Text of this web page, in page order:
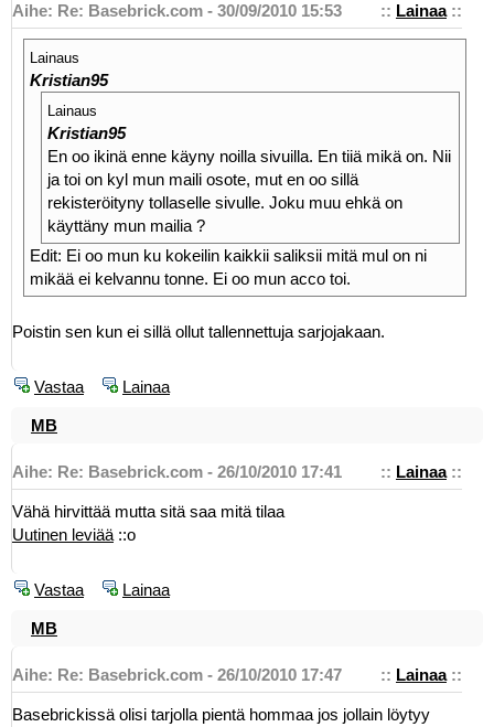
:: Lainaa::
Aihe: Re: Basebrick.com - 30/09/2010 15:53
Lainaus
Kristian95
Lainaus
Kristian95
En oo ikinä enne käyny noilla sivuilla. En tiiä mikä on. Nii
ja toi on kyl mun maili osote, mut en oo sillä
rekisteröityny tollaselle sivulle. Joku muu ehkä on
käyttäny mun mailia ?
Edit: Ei oo mun ku kokeilin kaikkii saliksii mitä mul on ni
mikää ei kelvannu tonne. Ei oo mun acco toi.
Poistin sen kun ei sillä ollut tallennettuja sarjojakaan.
Vastaa Lainaa
MB
:: Lainaa::
Aihe: Re: Basebrick.com - 26/10/2010 17:41
Vähä hirvittää mutta sitä saa mitä tilaa
Uutinen leviää ::o
Vastaa Lainaa
MB
:: Lainaa::
Aihe: Re: Basebrick.com - 26/10/2010 17:47
Basebrickissä olisi tarjolla pientä hommaa jos jollain löytyy